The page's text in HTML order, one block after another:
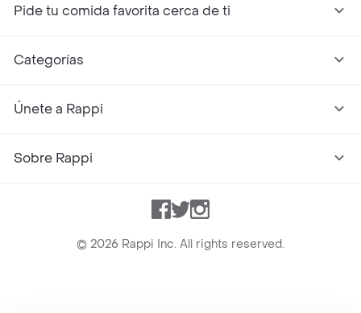
Pide tu comida favorita cerca de ti
Categorías
Únete a Rappi
Sobre Rappi
Facebook
TwitterInstagram
© 2026 Rappi Inc. All rights reserved.